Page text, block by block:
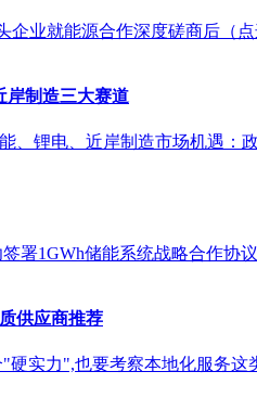
企业就能源合作深度磋商后
岸制造三大赛道
、锂电、近岸制造市场机遇
署1GWh储能系统战略合作协
供应商推荐
实力",也要考察本地化服务